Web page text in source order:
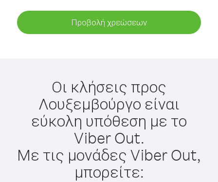
Προβολή χρεώσεων
Οι κλήσεις προς
Λουξεμβούργο είναι
εύκολη υπόθεση με το
Viber Out.
Με τις μονάδες Viber Out,
μπορείτε: